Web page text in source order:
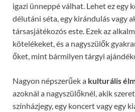
igazi ünneppé válhat. Lehet ez egy
délutáni séta, egy kirándulás vagy
társasjátékozós este. Ezek az
kötelékeket, és a nagyszülők
őket, mint bármilyen tárgyi
Nagyon népszerűek a kulturális
azoknál a nagyszülőknél, akik
színházjegy, egy koncert vagy egy